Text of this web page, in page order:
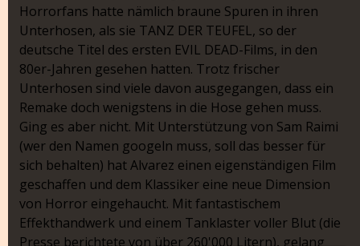
Horrorfans hatte nämlich braune Spuren in ihren
Unterhosen, als sie TANZ DER TEUFEL, so der
deutsche Titel des ersten EVIL DEAD-Films, in den
80er-Jahren gesehen hatten. Trotz frischer
Unterhosen sind viele davon ausgegangen, dass ein
Remake doch wenigstens in die Hose gehen muss.
Ging es aber nicht. Mit Unterstützung von Sam Raimi
(wer den Namen googeln muss, soll das besser für
sich behalten) hat Alvarez einen eigenständigen Film
geschaffen und dem Klassiker eine neue Dimension
von Horror eingehaucht. Mit fantastischem
Effekthandwerk und einem Tanklaster voller Blut (die
Presse berichtete von über 260'000 Litern), gelang